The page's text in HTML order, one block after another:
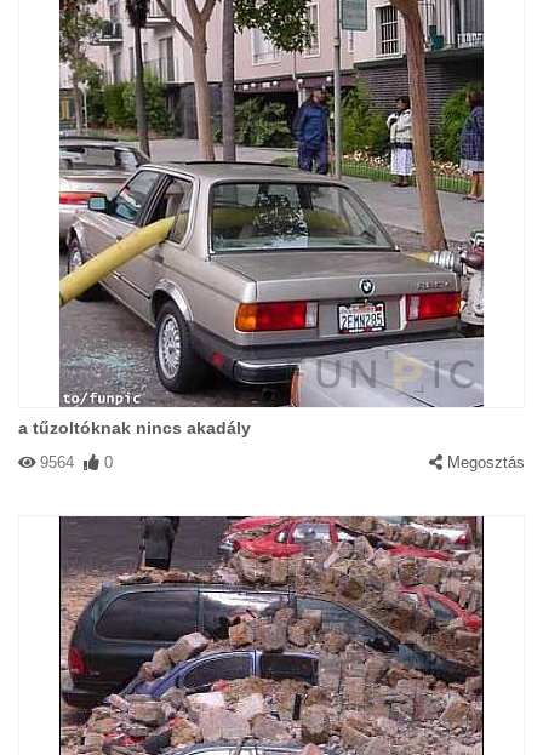
a tűzoltóknak nincs akadály
9564 0 Megosztás